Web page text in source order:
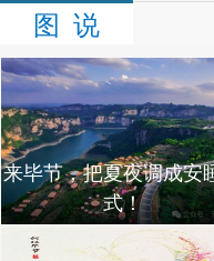
图 说
来毕节，把夏夜调成安
式！